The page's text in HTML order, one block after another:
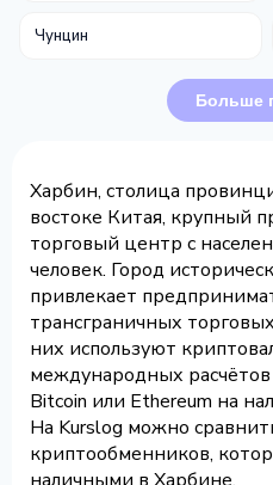
Чунцин
Больше
Харбин, столица
востоке Китая, крупный
торговый центр с
человек. Город
привлекает
трансграничных
них используют
международных
Bitcoin или Ethereum на
На Kurslog можно
криптообменников,